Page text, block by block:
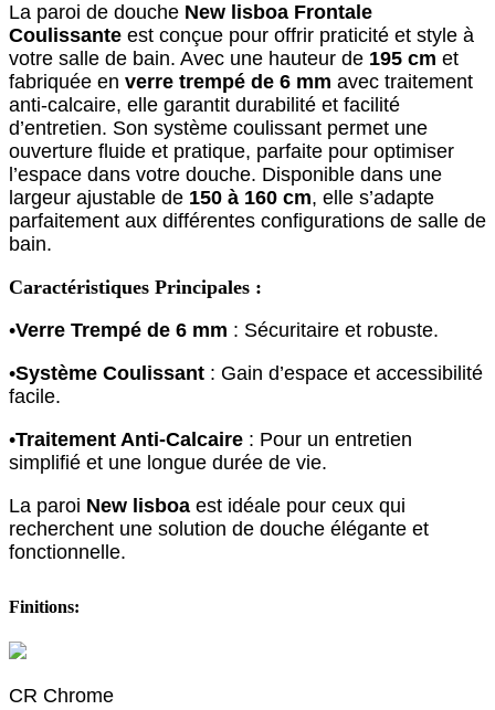
La paroi de douche New lisboa Frontale
Coulissante est conçue pour offrir praticité et style à
votre salle de bain. Avec une hauteur de 195 cm et
fabriquée en verre trempé de 6 mm avec traitement
anti-calcaire, elle garantit durabilité et facilité
d’entretien. Son système coulissant permet une
ouverture fluide et pratique, parfaite pour optimiser
l’espace dans votre douche. Disponible dans une
largeur ajustable de 150 à 160 cm, elle s’adapte
parfaitement aux différentes configurations de salle de
bain.
Caractéristiques Principales :
•Verre Trempé de 6 mm : Sécuritaire et robuste.
•Système Coulissant : Gain d’espace et accessibilité
facile.
•Traitement Anti-Calcaire : Pour un entretien
simplifié et une longue durée de vie.
La paroi New lisboa est idéale pour ceux qui
recherchent une solution de douche élégante et
fonctionnelle.
Finitions:
CR Chrome